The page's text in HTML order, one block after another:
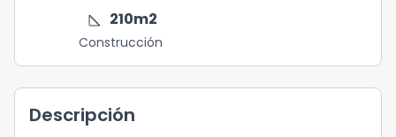
square_foot 210m2
Construcción
Descripción